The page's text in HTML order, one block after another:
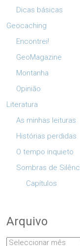
Dicas básicas
Geocaching
Encontrei!
GeoMagazine
Montanha
Opinião
Literatura
As minhas leituras
Histórias perdidas
O tempo inquieto
Sombras de
Capítulos
Arquivo
Arquivo